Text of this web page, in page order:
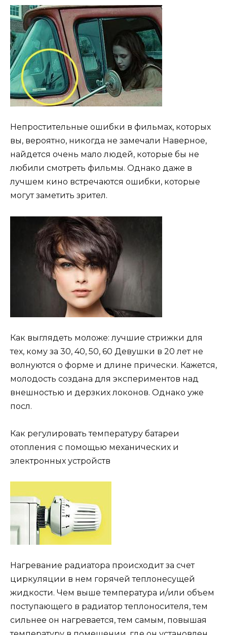
Непростительные ошибки в фильмах, которых
вы, вероятно, никогда не замечали Наверное,
найдется очень мало людей, которые бы не
любили смотреть фильмы. Однако даже в
лучшем кино встречаются ошибки, которые
могут заметить зрител.
Как выглядеть моложе: лучшие стрижки для
тех, кому за 30, 40, 50, 60 Девушки в 20 лет не
волнуются о форме и длине прически. Кажется,
молодость создана для экспериментов над
внешностью и дерзких локонов. Однако уже
посл.
Как регулировать температуру батареи
отопления с помощью механических и
электронных устройств
Нагревание радиатора происходит за счет
циркуляции в нем горячей теплонесущей
жидкости. Чем выше температура и/или объем
поступающего в радиатор теплоносителя, тем
сильнее он нагревается, тем самым, повышая